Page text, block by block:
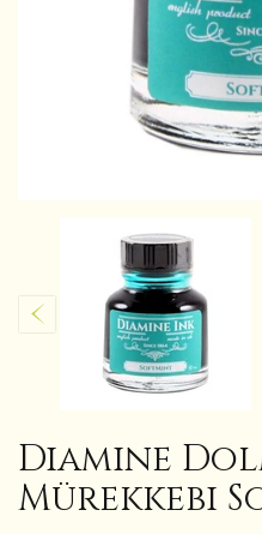
Diamine
Mürekkebi